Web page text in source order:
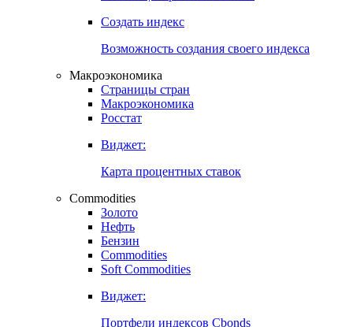
Курсы валют Центральных Банков
Ставки центральных банков
Создать индекс
Возможность создания своего индекса
Страницы стран
Росстат
Виджет:
Карта процентных ставок
Commodities
Золото
Бензин
Soft Commodities